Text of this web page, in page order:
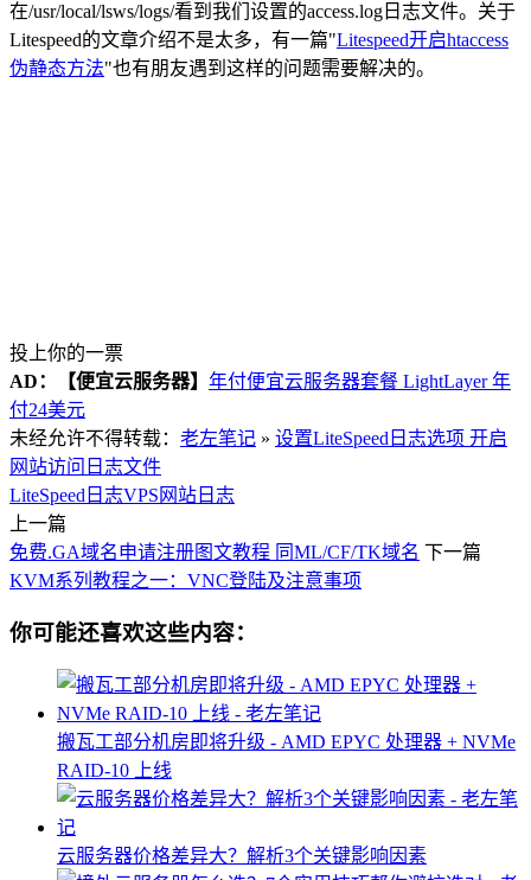
在/usr/local/lsws/logs/看到我们设置的access.log日志文件。关于
Litespeed的文章介绍不是太多，有一篇"Litespeed开启htaccess
伪静态方法"也有朋友遇到这样的问题需要解决的。
投上你的一票
AD：
【便宜云服务器】 年付便宜云服务器套餐 LightLayer 年
付24美元
未经允许不得转载： 老左笔记 » 设置LiteSpeed日志选项 开启
网站访问日志文件
LiteSpeed日志VPS网站日志
上一篇
免费.GA域名申请注册图文教程 同ML/CF/TK域名 下一篇
KVM系列教程之一：VNC登陆及注意事项
你可能还喜欢这些内容：
搬瓦工部分机房即将升级 - AMD EPYC 处理器 + NVMe
RAID-10 上线
云服务器价格差异大？解析3个关键影响因素